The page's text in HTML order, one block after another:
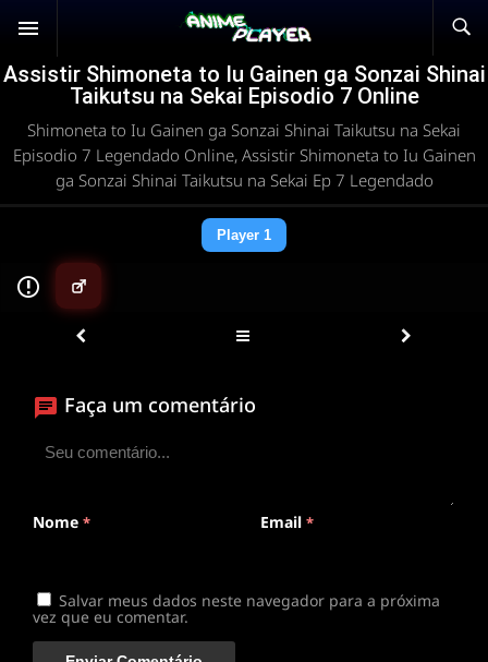
Assistir Shimoneta to Iu Gainen ga Sonzai Shinai
Taikutsu na Sekai Episodio 7 Online
Shimoneta to Iu Gainen ga Sonzai Shinai Taikutsu na Sekai
Episodio 7 Legendado Online, Assistir Shimoneta to Iu Gainen
ga Sonzai Shinai Taikutsu na Sekai Ep 7 Legendado
Player 1
▶
ANIMEPLAYER
Clique para assistir
Faça um comentário
Nome * Email *
Salvar meus dados neste navegador para a próxima
vez que eu comentar.